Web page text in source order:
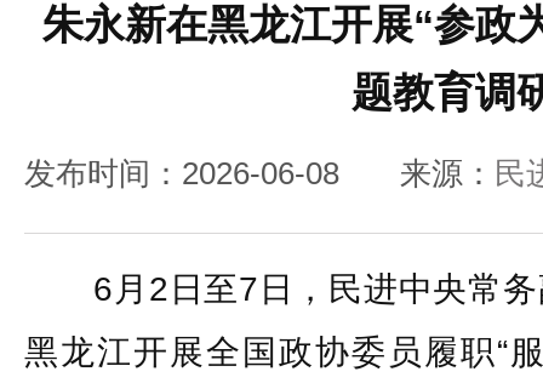
朱永新在黑龙江开展“参政
题教育调
发布时间：2026-06-08 来源： 民
6月2日至7日，民进中央常务
黑龙江开展全国政协委员履职“